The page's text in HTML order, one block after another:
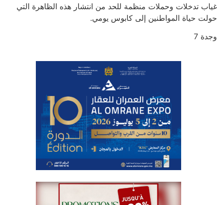
تدخلات وحملات منظمة للحد من انتشار هذه الظاهرة التي
حياة المواطنين إلى كابوس يومي.
7